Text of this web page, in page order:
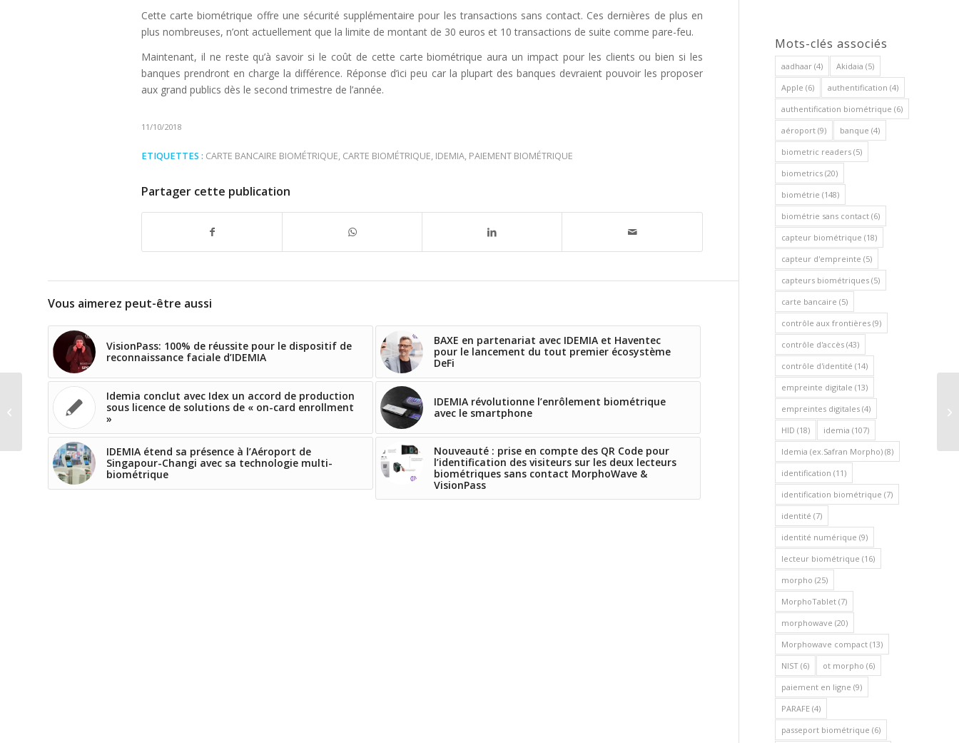
Cette carte biométrique offre une sécurité supplémentaire pour les transactions sans contact. Ces dernières de plus en
plus nombreuses, n’ont actuellement que la limite de montant de 30 euros et 10 transactions de suite comme pare-feu.
Maintenant, il ne reste qu’à savoir si le coût de cette carte biométrique aura un impact pour les clients ou bien si les
banques prendront en charge la différence. Réponse d’ici peu car la plupart des banques devraient pouvoir les proposer
aux grand publics dès le second trimestre de l’année.
11/10/2018
ETIQUETTES : CARTE BANCAIRE BIOMÉTRIQUE, CARTE BIOMÉTRIQUE, IDEMIA, PAIEMENT BIOMÉTRIQUE
Partager cette publication
Vous aimerez peut-être aussi
VisionPass: 100% de réussite pour le dispositif de
reconnaissance faciale d’IDEMIA
BAXE en partenariat avec IDEMIA et Haventec
pour le lancement du tout premier écosystème
DeFi
Idemia conclut avec Idex un accord de production
sous licence de solutions de « on-card enrollment
»
IDEMIA révolutionne l’enrôlement biométrique
avec le smartphone
IDEMIA étend sa présence à l’Aéroport de
Singapour-Changi avec sa technologie multi-
biométrique
Nouveauté : prise en compte des QR Code pour
l’identification des visiteurs sur les deux lecteurs
biométriques sans contact MorphoWave &
VisionPass
Mots-clés associés
aadhaar (4) Akidaia (5)
Apple (6) authentification (4)
authentification biométrique (6)
aéroport (9) banque (4)
biometric readers (5)
biometrics (20)
biométrie (148)
biométrie sans contact (6)
capteur biométrique (18)
capteur d'empreinte (5)
capteurs biométriques (5)
carte bancaire (5)
contrôle aux frontières (9)
contrôle d'accès (43)
contrôle d'identité (14)
empreinte digitale (13)
empreintes digitales (4)
HID (18) idemia (107)
Idemia (ex.Safran Morpho) (8)
identification (11)
identification biométrique (7)
identité (7)
identité numérique (9)
lecteur biométrique (16)
morpho (25)
MorphoTablet (7)
morphowave (20)
Morphowave compact (13)
NIST (6) ot morpho (6)
paiement en ligne (9)
PARAFE (4)
passeport biométrique (6)
Air France reçoit un Award à Las
Vegas pour sa carte
d’embarquement bio...